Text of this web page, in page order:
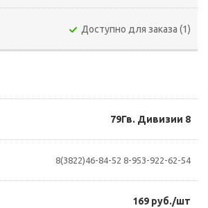
Доступно для заказа (1)
79Гв. Дивизии 8
8(3822)46-84-52 8-953-922-62-54
169 руб./шт